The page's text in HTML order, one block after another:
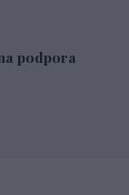
podpora